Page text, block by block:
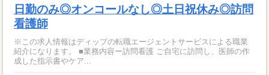
日勤のみ◎オンコールなし◎土日祝休み◎訪問
看護師
※この求人情報はディップの転職エージェントサービスによる職業
紹介になります。 ■業務内容ー訪問看護 ご自宅に訪問し、医師の作
成した指示書やケア...